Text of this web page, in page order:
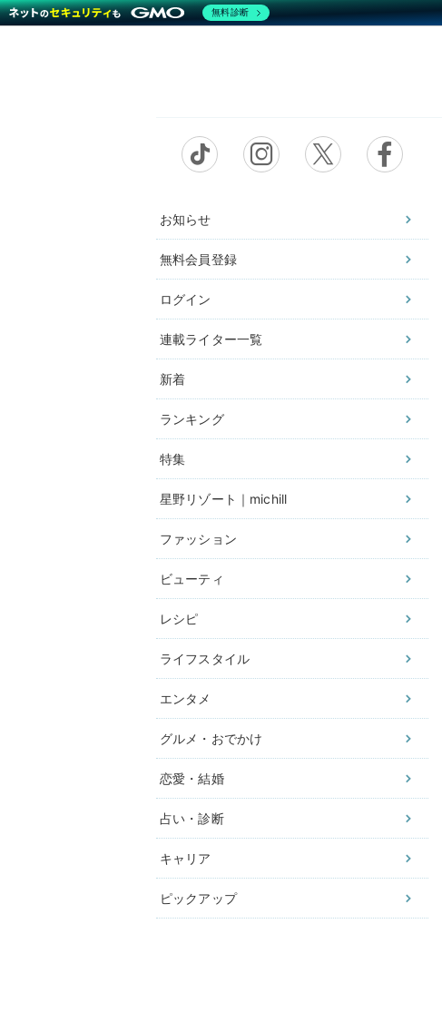
お知らせ
無料会員登録
ログイン
連載ライター一覧
新着
ランキング
特集
星野リゾート｜michill
ファッション
ビューティ
レシピ
ライフスタイル
エンタメ
グルメ・おでかけ
恋愛・結婚
占い・診断
キャリア
ピックアップ
無料診断